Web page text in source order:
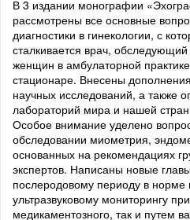
В 3 издании монографии
рассмотрены все основные
диагностики в гинекологии, с
сталкивается врач,
женщин в амбулаторной
стационаре. Внесены
научных исследований, а также
лабораторий мира и нашей
Особое внимание уделено
обследовании миометрия,
основанных на рекомендациях
экспертов. Написаны новые
послеродовому периоду в норме
ультразвуковому мониторингу
медикаментозного, так и путем